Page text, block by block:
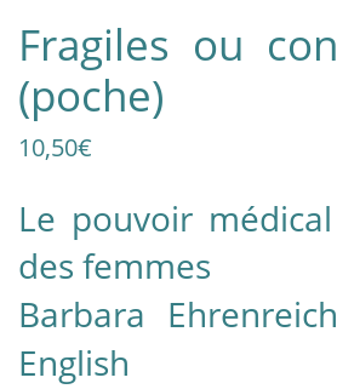
Fragiles ou
(poche)
10,50€
Le pouvoir
des femmes
Barbara Ehrenreich
English